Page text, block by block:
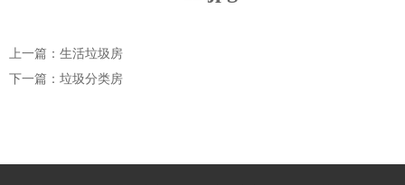
上一篇：生活垃圾房
下一篇：垃圾分类房